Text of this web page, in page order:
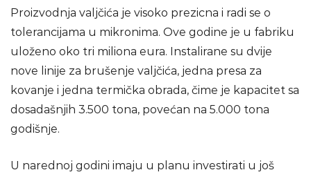
Proizvodnja valjčića je visoko prezicna i radi se o
tolerancijama u mikronima. Ove godine je u fabriku
uloženo oko tri miliona eura. Instalirane su dvije
nove linije za brušenje valjčića, jedna presa za
kovanje i jedna termička obrada, čime je kapacitet sa
dosadašnjih 3.500 tona, povećan na 5.000 tona
godišnje.
U narednoj godini imaju u planu investirati u još